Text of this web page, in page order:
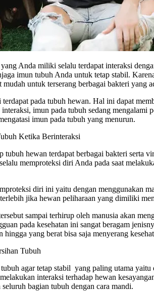
Anda miliki selalu terdapat interaksi
imun tubuh Anda untuk tetap stabil.
mudah untuk terserang berbagai bakteri yang
pada tubuh hewan. Hal ini dapat
imun pada tubuh sedang mengalami
imun pada tubuh yang menurun.
Ketika Berinteraksi
tubuh hewan terdapat berbagai bakteri serta
memproteksi diri Anda pada saat
diri ini yaitu dengan menggunakan
jika hewan peliharaan yang dimiliki
sampai terhirup oleh manusia akan
pada kesehatan ini sangat beragam
hingga yang berat bisa saja menyerang
Tubuh
agar tetap stabil yang paling utama yaitu
interaksi terhadap hewan
seluruh bagian tubuh dengan cara mandi.